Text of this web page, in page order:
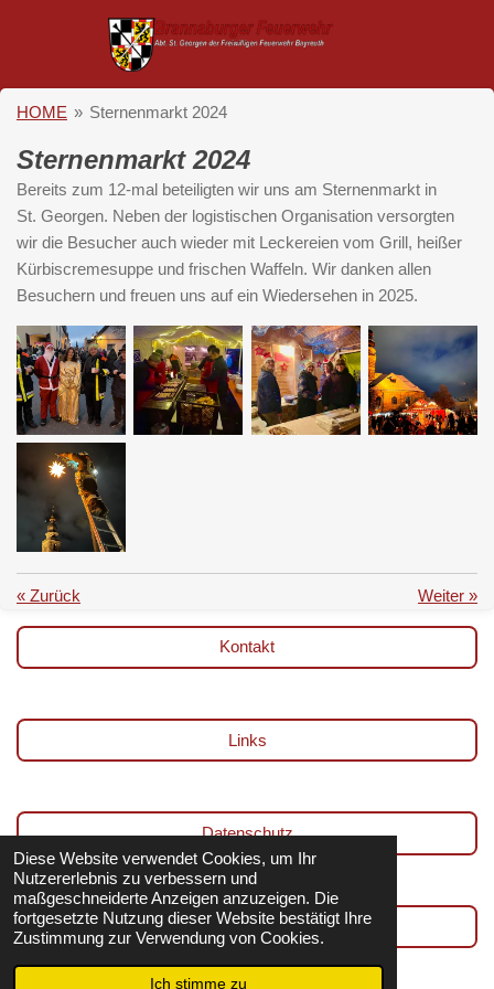
Diese Website verwendet Cookies, um Ihr
Nutzererlebnis zu verbessern und
maßgeschneiderte Anzeigen anzuzeigen. Die
fortgesetzte Nutzung dieser Website bestätigt Ihre
Zustimmung zur Verwendung von Cookies.
Ich stimme zu
HOME » Sternenmarkt 2024
Sternenmarkt 2024
Bereits zum 12-mal beteiligten wir uns am Sternenmarkt in
St. Georgen. Neben der logistischen Organisation versorgten
wir die Besucher auch wieder mit Leckereien vom Grill, heißer
Kürbiscremesuppe und frischen Waffeln. Wir danken allen
Besuchern und freuen uns auf ein Wiedersehen in 2025.
« Zurück Weiter »
Kontakt
Links
Datenschutz
Impressum
© 2024 - 2026 Brannaburger Feuerwehr